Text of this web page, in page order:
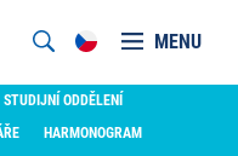
MENU
STUDIJNÍ ODDĚLENÍ
HARMONOGRAM